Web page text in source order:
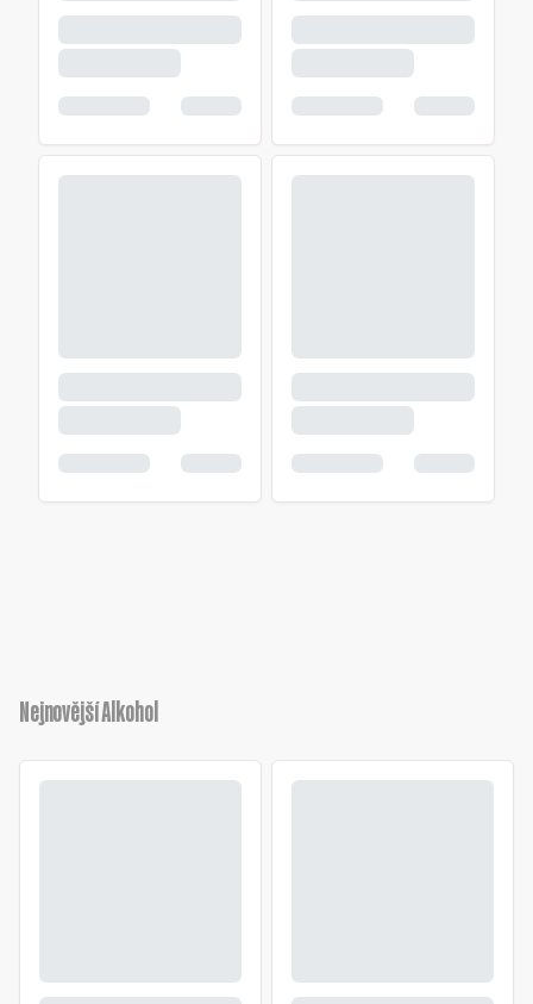
Nejnovější Alkohol